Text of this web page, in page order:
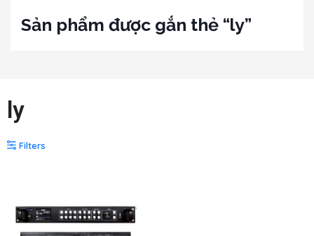
Sản phẩm được gắn thẻ “ly”
ly
Filters